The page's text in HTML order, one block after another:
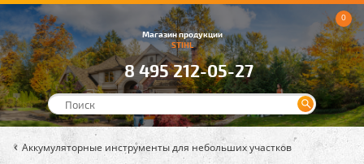
Магазин продукции
STIHL
8 495 212-05-27
0
Аккумуляторные инструменты для небольших участков